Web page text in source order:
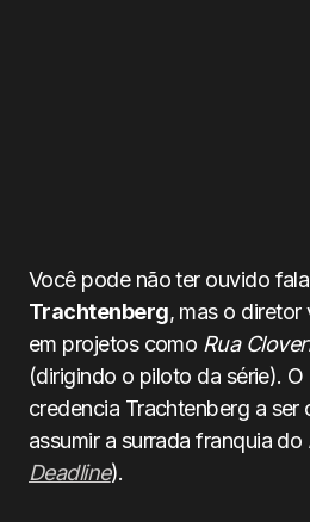
Você pode não ter ouvido
Trachtenberg, mas o diretor
em projetos como Rua
(dirigindo o piloto da série).
credencia Trachtenberg a ser
assumir a surrada franquia do
Deadline).